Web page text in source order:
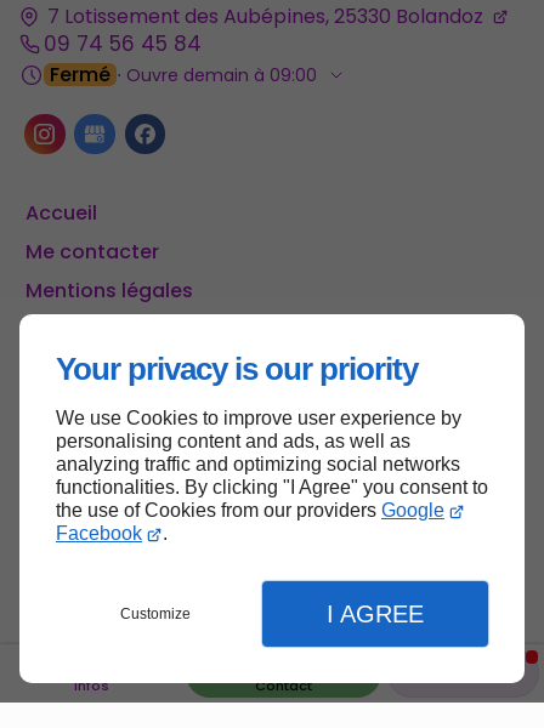
Your privacy is our priority
We use Cookies to improve user experience by
personalising content and ads, as well as
analyzing traffic and optimizing social networks
functionalities. By clicking "I Agree" you consent to
the use of Cookies from our providers Google
Facebook
.
Customize I AGREE
Infos Contact
7 Lotissement des Aubépines, 25330 Bolandoz
09 74 56 45 84
Fermé ⋅ Ouvre demain à 09:00
Accueil
Me contacter
Mentions légales
Haut de page